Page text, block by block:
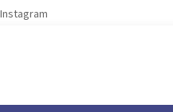
Instagram